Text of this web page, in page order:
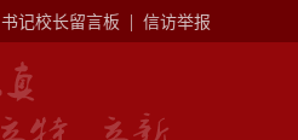
书记校长留言板 | 信访举报